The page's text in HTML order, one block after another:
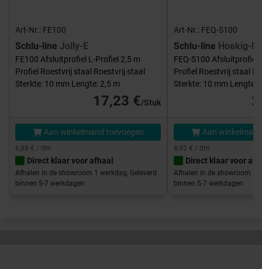
Art-Nr.: FE100
Schlu-line Jolly-E
FE100 Afsluitprofiel L-Profiel 2,5 m
Profiel Roestvrij staal Roestvrij staal
Sterkte: 10 mm Lengte: 2,5 m
17,23 €/Stuk
Aan winkelmand toevoegen
6,89 € / lfm
Direct klaar voor afhaal
Afhalen in de showroom 1 werkdag, Geleverd
binnen 5-7 werkdagen
Art-Nr.: FEQ-S100
Schlu-line Hoekig-E
FEQ-S100 Afsluitprofiel
Profiel Roestvrij staal
Sterkte: 10 mm Lengte:
Aan
8,92 € / lfm
Direct klaar voor
Afhalen in de showroom 1
binnen 5-7 werkdagen